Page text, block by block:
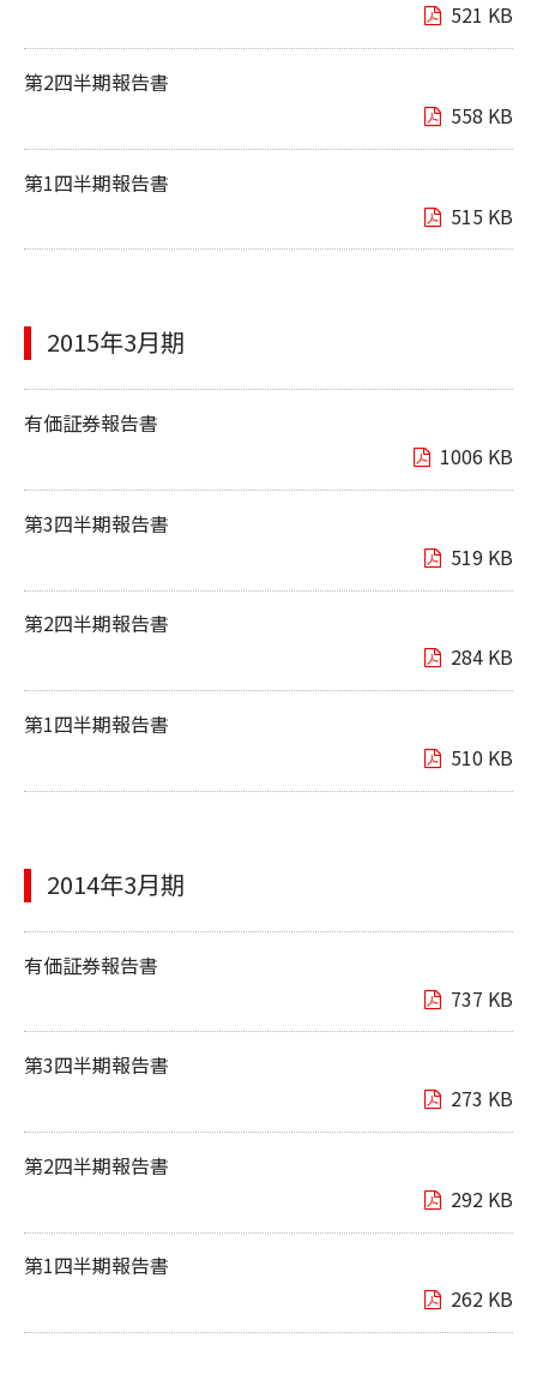
521 KB
第2四半期報告書
558 KB
第1四半期報告書
515 KB
2015年3月期
有価証券報告書
1006 KB
第3四半期報告書
519 KB
第2四半期報告書
284 KB
第1四半期報告書
510 KB
2014年3月期
有価証券報告書
737 KB
第3四半期報告書
273 KB
第2四半期報告書
292 KB
第1四半期報告書
262 KB